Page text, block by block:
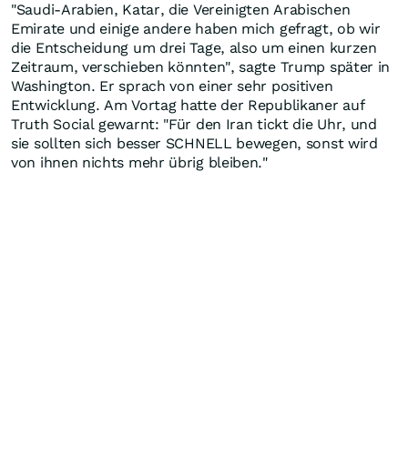
"Saudi-Arabien, Katar, die Vereinigten Arabischen
Emirate und einige andere haben mich gefragt, ob wir
die Entscheidung um drei Tage, also um einen kurzen
Zeitraum, verschieben könnten", sagte Trump später in
Washington. Er sprach von einer sehr positiven
Entwicklung. Am Vortag hatte der Republikaner auf
Truth Social gewarnt: "Für den Iran tickt die Uhr, und
sie sollten sich besser SCHNELL bewegen, sonst wird
von ihnen nichts mehr übrig bleiben."